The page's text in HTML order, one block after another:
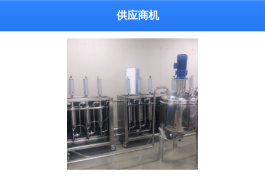
供应商机